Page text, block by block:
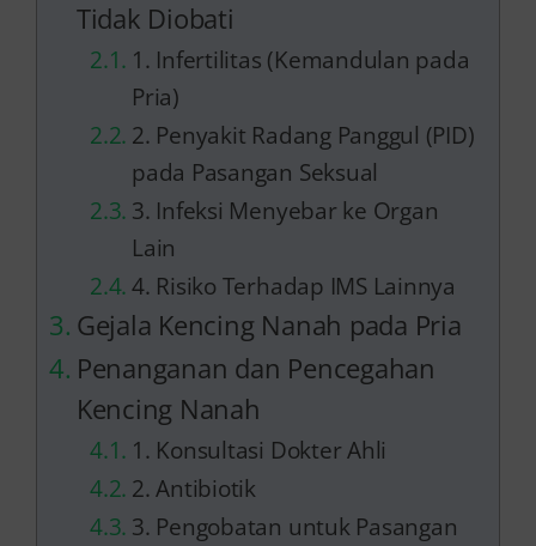
Tidak Diobati
1. Infertilitas (Kemandulan pada
Pria)
2. Penyakit Radang Panggul (PID)
pada Pasangan Seksual
3. Infeksi Menyebar ke Organ
Lain
4. Risiko Terhadap IMS Lainnya
Gejala Kencing Nanah pada Pria
Penanganan dan Pencegahan
Kencing Nanah
1. Konsultasi Dokter Ahli
2. Antibiotik
3. Pengobatan untuk Pasangan